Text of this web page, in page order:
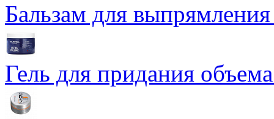
Бальзам для
Гель для придания